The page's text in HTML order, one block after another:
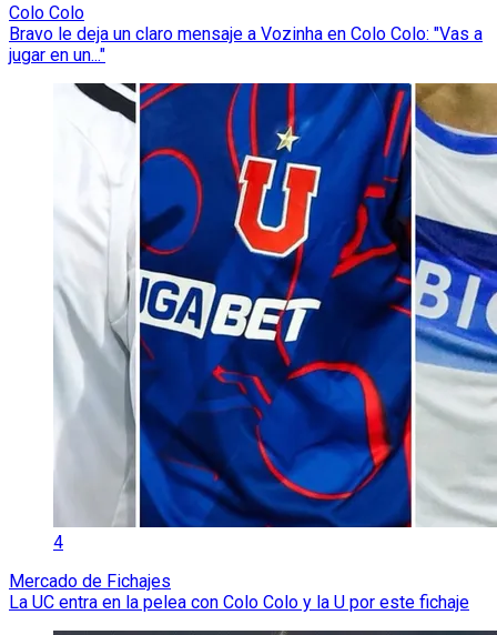
Colo Colo
Bravo le deja un claro mensaje a Vozinha en Colo Colo: "Vas a
jugar en un..."
4
Mercado de Fichajes
La UC entra en la pelea con Colo Colo y la U por este fichaje